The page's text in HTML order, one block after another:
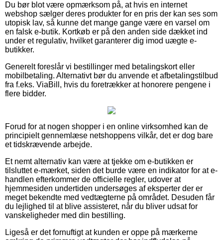
Du bør blot være opmærksom på, at hvis en internet
webshop sælger deres produkter for en pris der kan ses som
utopisk lav, så kunne det mange gange være en varsel om
en falsk e-butik. Kortkøb er på den anden side dækket ind
under et regulativ, hvilket garanterer dig imod uægte e-
butikker.
Generelt foreslår vi bestillinger med betalingskort eller
mobilbetaling. Alternativt bør du anvende et afbetalingstilbud
fra f.eks. ViaBill, hvis du foretrækker at honorere pengene i
flere bidder.
Forud for at nogen shopper i en online virksomhed kan de
principielt gennemlæse netshoppens vilkår, det er dog bare
et tidskrævende arbejde.
Et nemt alternativ kan være at tjekke om e-butikken er
tilsluttet e-mærket, siden det burde være en indikator for at e-
handlen efterkommer de officielle regler, udover at
hjemmesiden undertiden undersøges af eksperter der er
meget bekendte med vedtægterne på området. Desuden får
du lejlighed til at blive assisteret, når du bliver udsat for
vanskeligheder med din bestilling.
Ligeså er det fornuftigt at kunden er oppe på mærkerne